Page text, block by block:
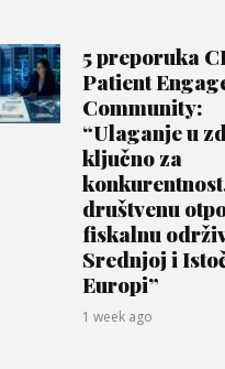
5 preporuka
Patient
Community:
“Ulaganje u
ključno za
društvenu
fiskalnu
Srednjoj i
Europi”
1 week ago